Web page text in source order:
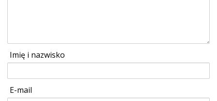
Imię i nazwisko
E-mail